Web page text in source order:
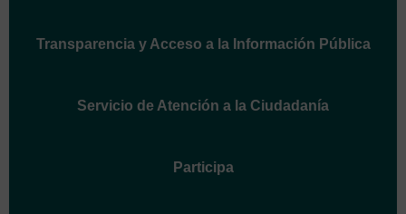
Transparencia y Acceso a la Información Pública
Servicio de Atención a la Ciudadanía
Participa